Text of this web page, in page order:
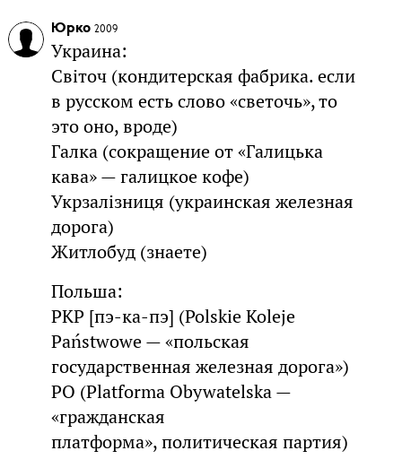
Юрко 2009
Украина:
Світоч (кондитерская фабрика. если
в русском есть слово «светочь», то
это оно, вроде)
Галка (сокращение от «Галицька
кава» — галицкое кофе)
Укрзалізниця (украинская железная
дорога)
Житлобуд (знаете)
Польша:
PKP [пэ-ка-пэ] (Polskie Koleje
Państwowe — «польская
государственная железная дорога»)
PO (Platforma Obywatelska —
«гражданская
платформа», политическая партия)